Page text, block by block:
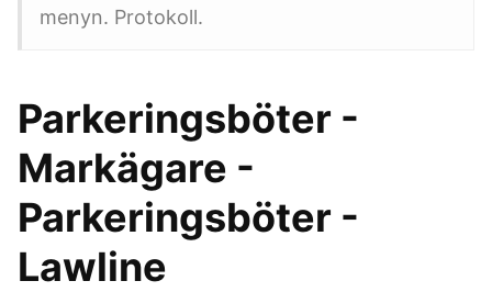
menyn. Protokoll.
Parkeringsböter -
Markägare -
Parkeringsböter -
Lawline